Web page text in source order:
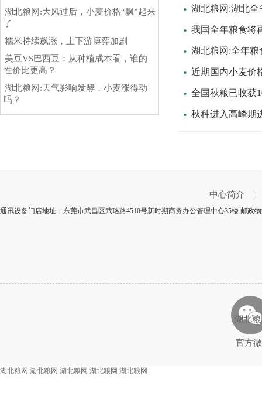
湖北粮网:大风过后，小麦价格“飘”起来
了
糯米持续飙涨，上下游博弈加剧
美豆VS巴西豆：从种植成本看，谁的
性价比更高？
湖北粮网:天气影响发酵，小麦涨得动
吗？
湖北粮网:湖北全
我国全年粮食将
湖北粮网:全年
近期国内小麦价
全国秋粮已收获
秋种进入高峰期
中心简介
通讯设备门店地址：东莞市武昌区武珞路4510号新时期商务办公管理中心35楼 邮政
湖北
官方
湖北粮网 湖北粮网 湖北粮网 湖北粮网 湖北粮网